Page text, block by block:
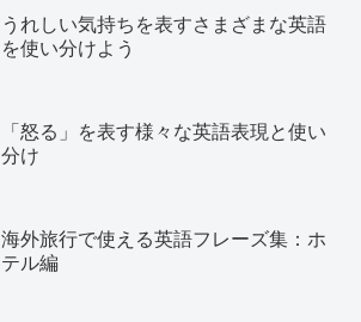
うれしい気持ちを表すさまざまな英語
を使い分けよう
「怒る」を表す様々な英語表現と使い
分け
海外旅行で使える英語フレーズ集：ホ
テル編